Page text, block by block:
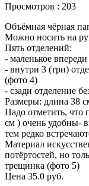
Просмотров : 203
Объёмная чёрная
Можно носить на
Пять отделений:
- маленькое
- внутри 3 (три)
(фото 4)
- сзади отделение
Размеры: длина 38
Надо отметить, что
см ) очень удобны-
тем редко
Материал
потёртостей, но
трещинка (фото 5)
Цена 35.0 руб.